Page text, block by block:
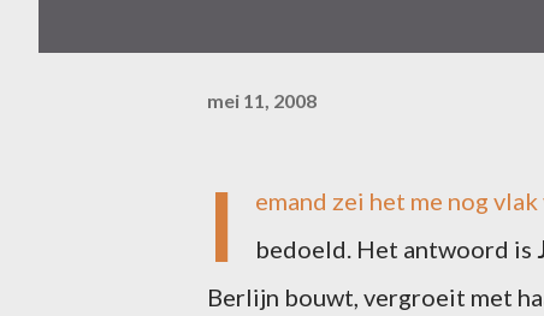
mei 11, 2008
I
emand zei het me nog
bedoeld. Het antwoord is
Berlijn bouwt, vergroeit met